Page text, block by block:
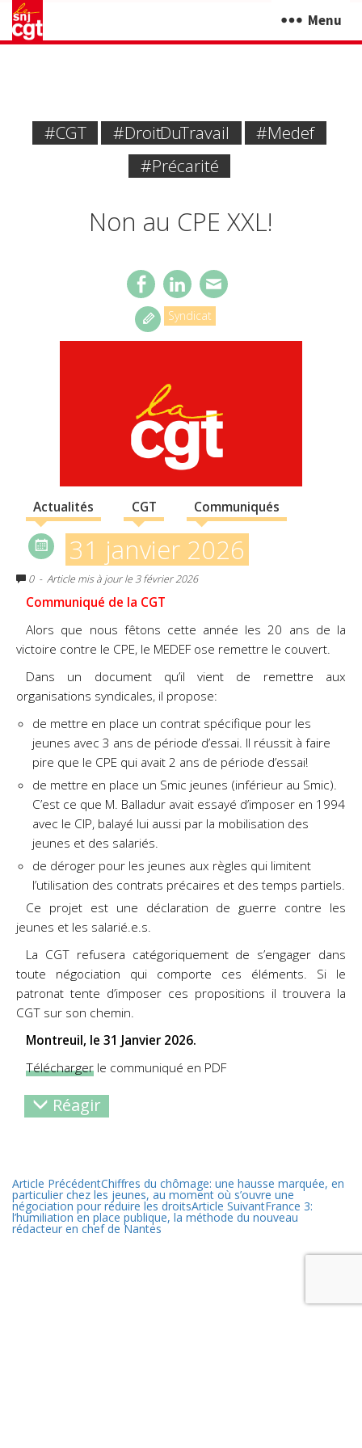
Menu
#CGT #Droit Du Travail
#Medef
#Précarité
Non au CPE XXL!
Syndicat
Actualités CGT Communiqués
31 janvier 2026
0 - Article mis à jour le 3 février 2026
Communiqué de la CGT
Alors que nous fêtons cette année les 20 ans de la
victoire contre le CPE, le MEDEF ose remettre le couvert.
Dans un document qu’il vient de remettre aux
organisations syndicales, il propose:
de mettre en place un contrat spécifique pour les
jeunes avec 3 ans de période d’essai. Il réussit à faire
pire que le CPE qui avait 2 ans de période d’essai!
de mettre en place un Smic jeunes (inférieur au Smic).
C’est ce que M. Balladur avait essayé d’imposer en 1994
avec le CIP, balayé lui aussi par la mobilisation des
jeunes et des salariés.
de déroger pour les jeunes aux règles qui limitent
l’utilisation des contrats précaires et des temps partiels.
Ce projet est une déclaration de guerre contre les
jeunes et les salarié.e.s.
La CGT refusera catégoriquement de s’engager dans
toute négociation qui comporte ces éléments. Si le
patronat tente d’imposer ces propositions il trouvera la
CGT sur son chemin.
Montreuil, le 31 Janvier 2026.
Télécharger le communiqué en PDF
Réagir
Article PrécédentChiffres du chômage: une hausse marquée, en
particulier chez les jeunes, au moment où s’ouvre une
négociation pour réduire les droitsArticle SuivantFrance 3:
l’humiliation en place publique, la méthode du nouveau
rédacteur en chef de Nantes